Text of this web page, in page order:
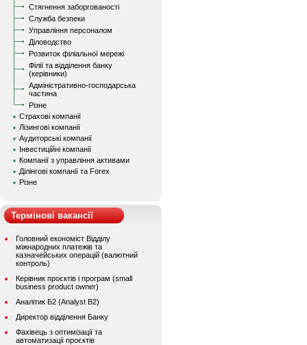
Стягнення заборгованості
Служба безпеки
Управління персоналом
Діловодство
Розвиток філіальної мережі
Філії та відділення банку
(керівники)
Адміністративно-господарська
частина
Різне
Страхові компанії
Лізингові компанії
Аудиторські компанії
Інвестиційні компанії
Компанії з управління активами
Ділінгові компанії та Forex
Різне
Термінові вакансії
Головний економіст Відділу
міжнародних платежів та
казначейських операцій (валютний
контроль)
Керівник проєктів і програм (small
business product owner)
Аналітик Б2 (Analyst B2)
Директор відділення Банку
Фахівець з оптимізації та
автоматизації проєктів